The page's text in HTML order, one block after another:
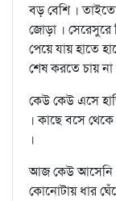
বড় বেশি ।
জোড়া । সেরেসুরে
পেয়ে যায় হাতে
শেষ করতে চায় না
কেউ কেউ এসে
। কাছে বসে
।
আজ কেউ আসেনি
কোনোটায় ধার